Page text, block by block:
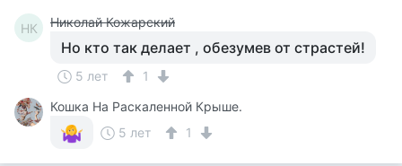
НК Николай Кожарский
Но кто так делает , обезумев от страстей!
5 лет
1
Кошка На Раскаленной Крыше.
5 лет
1